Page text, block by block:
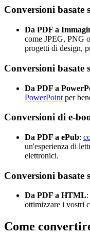
Conversioni basate
Da PDF a
come JPEG, PNG
progetti di design,
Conversioni basate
Da PDF a
PowerPoint per
Conversioni di e-
Da PDF a ePub:
un'esperienza di
elettronici.
Conversioni basate
Da PDF a HTML
ottimizzare i vostri
Come